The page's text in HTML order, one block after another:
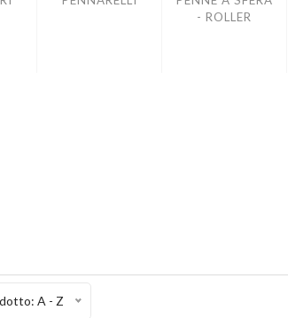
- ROLLER
A - Z